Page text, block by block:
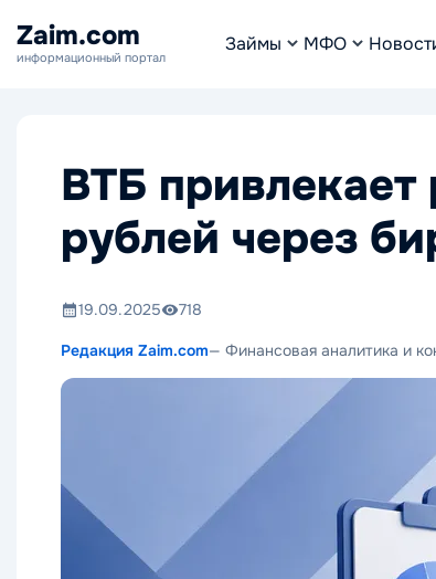
Zaim.com
информационный портал
Займы МФО
ВТБ
рублей через
19.09.2025 718
Редакция Zaim.com— Финансовая аналитика и